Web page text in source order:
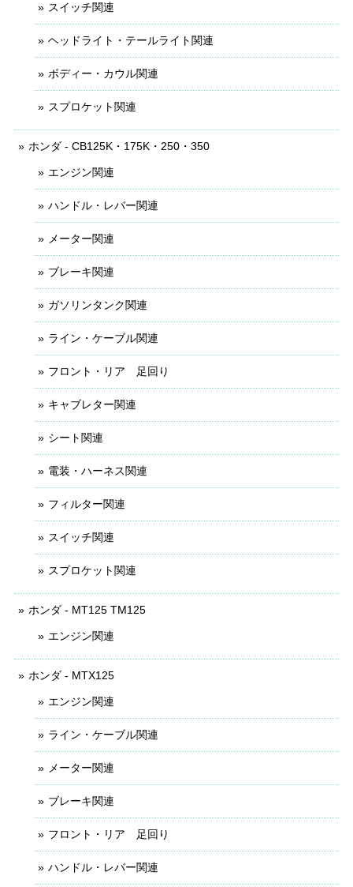
スイッチ関連
ヘッドライト・テールライト関連
ボディー・カウル関連
スプロケット関連
ホンダ - CB125K・175K・250・350
エンジン関連
ハンドル・レバー関連
メーター関連
ブレーキ関連
ガソリンタンク関連
ライン・ケーブル関連
フロント・リア 足回り
キャブレター関連
シート関連
電装・ハーネス関連
フィルター関連
スイッチ関連
スプロケット関連
ホンダ - MT125 TM125
エンジン関連
ホンダ - MTX125
エンジン関連
ライン・ケーブル関連
メーター関連
ブレーキ関連
フロント・リア 足回り
ハンドル・レバー関連